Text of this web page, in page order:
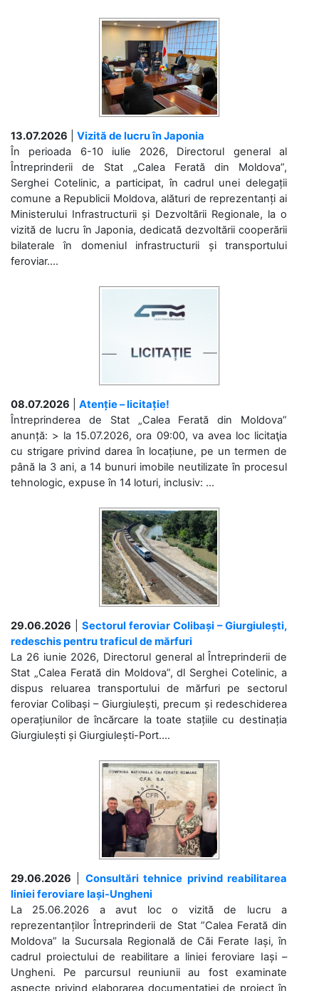
13.07.2026
Vizită de lucru în Japonia
În perioada 6-10 iulie 2026, Directorul general al
Întreprinderii de Stat „Calea Ferată din Moldova”,
Serghei Cotelinic, a participat, în cadrul unei delegații
comune a Republicii Moldova, alături de reprezentanți ai
Ministerului Infrastructurii și Dezvoltării Regionale, la o
vizită de lucru în Japonia, dedicată dezvoltării cooperării
bilaterale în domeniul infrastructurii și transportului
feroviar....
08.07.2026
Atenție – licitație!
Întreprinderea de Stat „Calea Ferată din Moldova”
anunță: > la 15.07.2026, ora 09:00, va avea loc licitaţia
cu strigare privind darea în locațiune, pe un termen de
până la 3 ani, a 14 bunuri imobile neutilizate în procesul
tehnologic, expuse în 14 loturi, inclusiv: ...
29.06.2026
Sectorul feroviar Colibași – Giurgiulești,
redeschis pentru traficul de mărfuri
La 26 iunie 2026, Directorul general al Întreprinderii de
Stat „Calea Ferată din Moldova”, dl Serghei Cotelinic, a
dispus reluarea transportului de mărfuri pe sectorul
feroviar Colibași – Giurgiulești, precum și redeschiderea
operațiunilor de încărcare la toate stațiile cu destinația
Giurgiulești și Giurgiulești-Port....
29.06.2026
Consultări tehnice privind reabilitarea
liniei feroviare Iași-Ungheni
La 25.06.2026 a avut loc o vizită de lucru a
reprezentanților Întreprinderii de Stat ”Calea Ferată din
Moldova” la Sucursala Regională de Căi Ferate Iași, în
cadrul proiectului de reabilitare a liniei feroviare Iași –
Ungheni. Pe parcursul reuniunii au fost examinate
aspecte privind elaborarea documentației de proiect în